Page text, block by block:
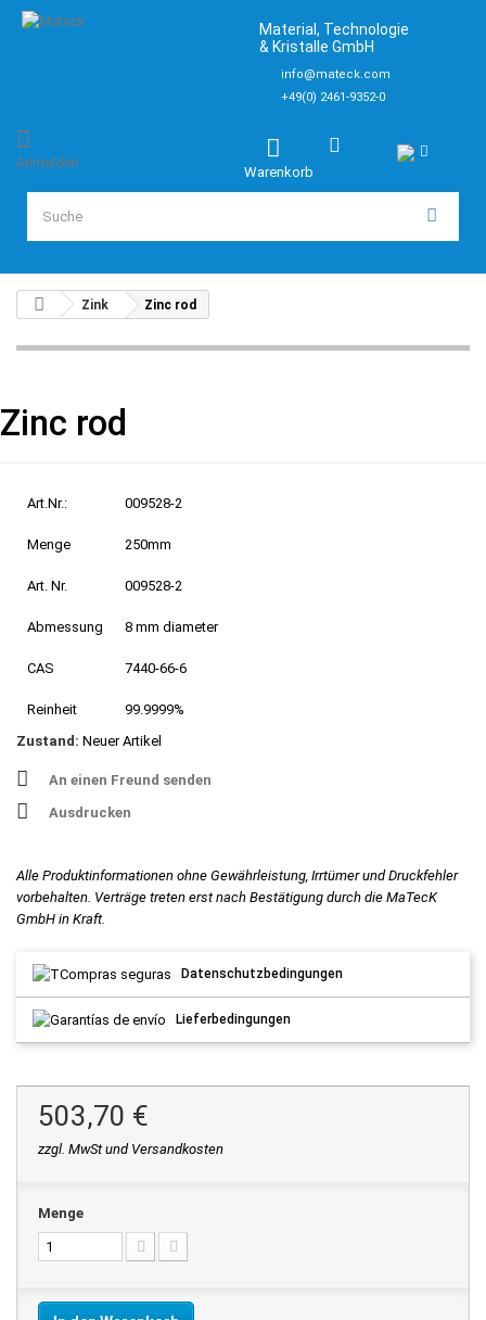
Material, Technologie
& Kristalle GmbH
info@mateck.com
+49(0) 2461-9352-0
Warenkorb
Anmelden
Zink Zinc rod
Zinc rod
Art.Nr.: 009528-2
Menge 250mm
Art. Nr. 009528-2
Abmessung 8 mm diameter
CAS 7440-66-6
Reinheit
99.9999%
Zustand: Neuer Artikel
An einen Freund senden
Ausdrucken
Alle Produktinformationen ohne Gewährleistung, Irrtümer und Druckfehler
vorbehalten. Verträge treten erst nach Bestätigung durch die MaTecK
GmbH in Kraft.
Datenschutzbedingungen
Lieferbedingungen
503,70 €
zzgl. MwSt und Versandkosten
Menge